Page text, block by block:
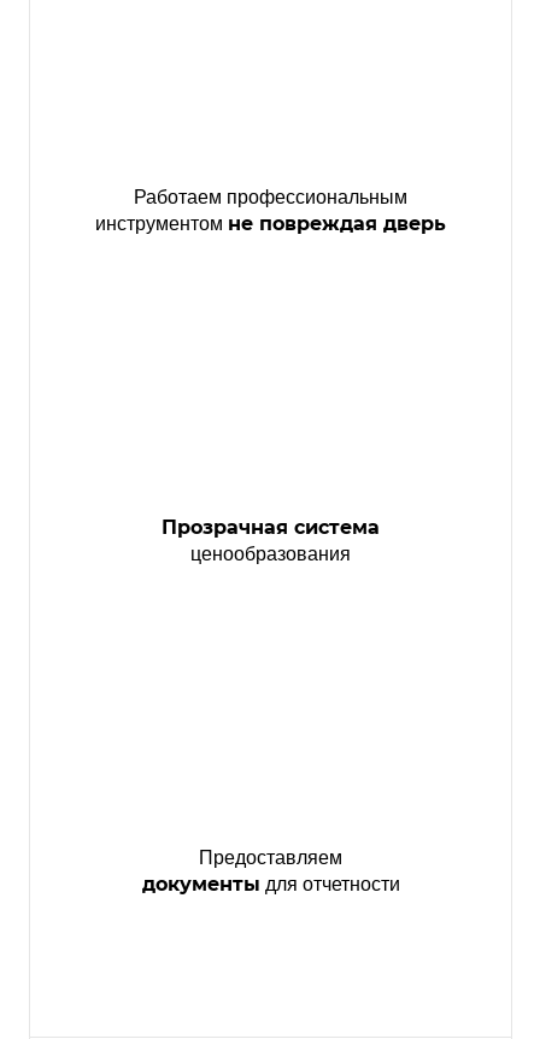
Работаем профессиональным
инструментом не повреждая дверь
Прозрачная система
ценообразования
Предоставляем
документы для отчетности